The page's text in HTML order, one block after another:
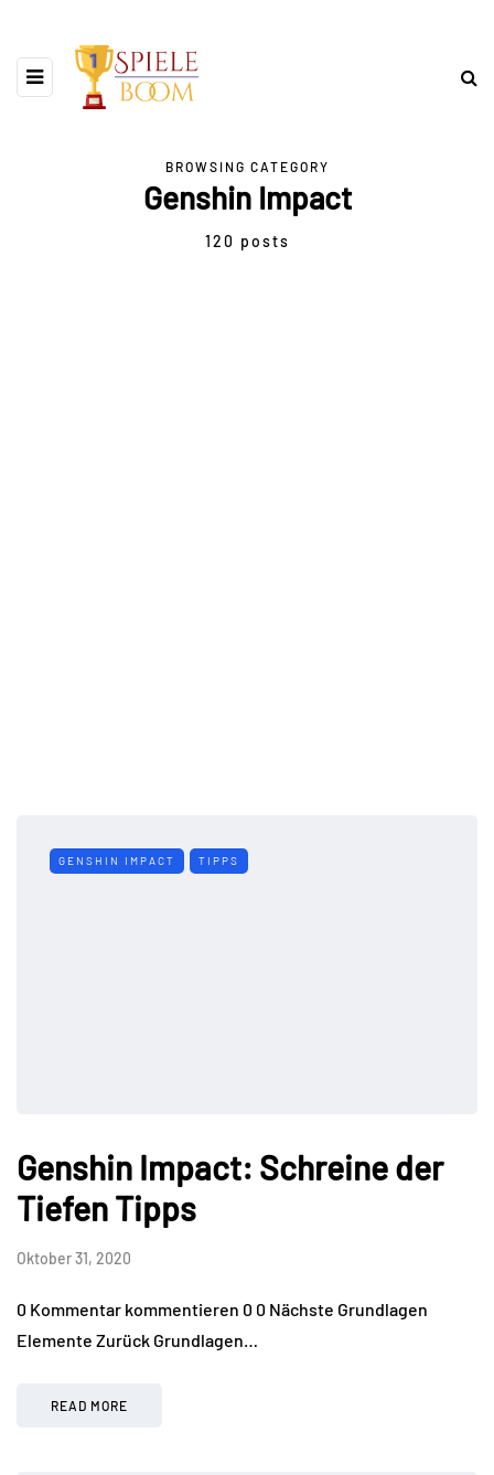
BROWSING CATEGORY
Genshin Impact
120 posts
GENSHIN IMPACT TIPPS
Genshin Impact: Schreine der
Tiefen Tipps
Oktober 31, 2020
0 Kommentar kommentieren 0 0 Nächste Grundlagen
Elemente Zurück Grundlagen…
READ MORE